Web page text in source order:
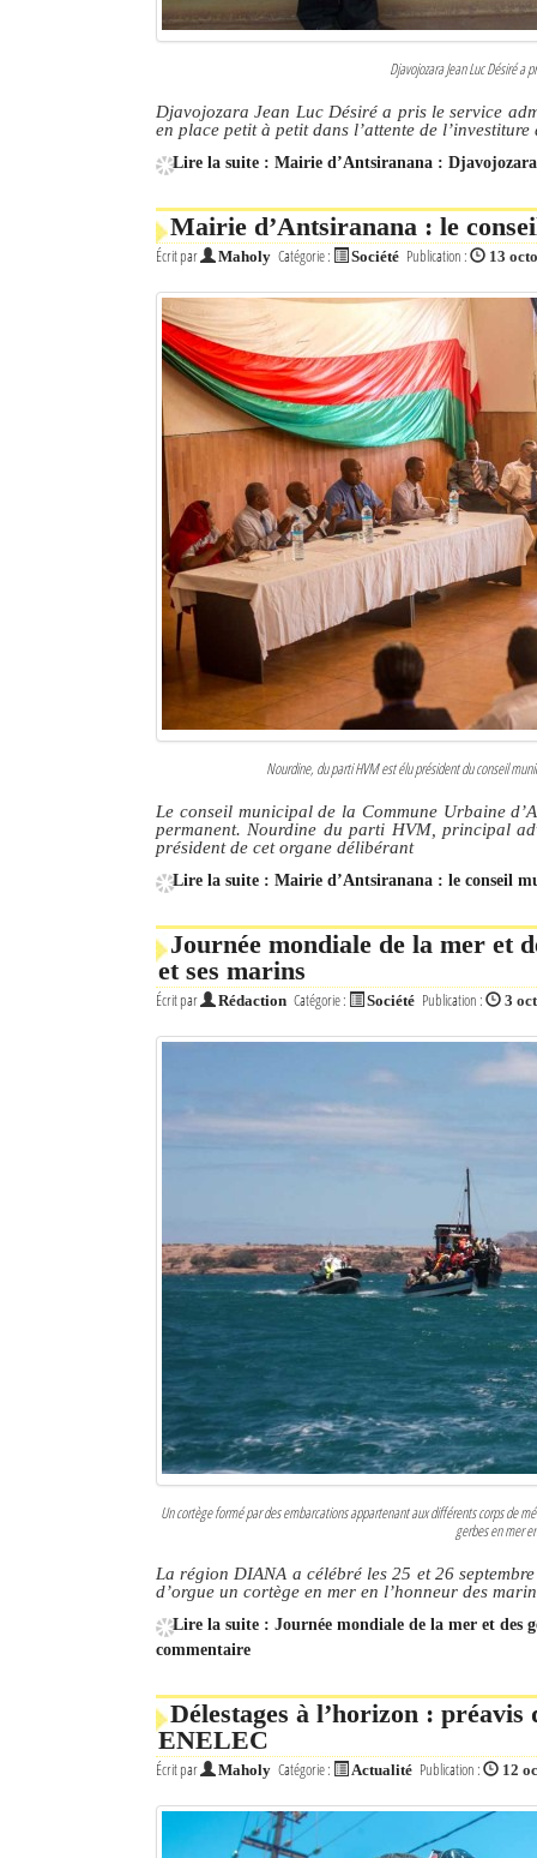
Djavojozara Jean Luc Désiré
Djavojozara Jean Luc Désiré a pris le service
en place petit à petit dans l’attente de
Lire la suite : Mairie d’Antsiranana : Djavojozara
Mairie d’Antsiranana : le
Écrit par Maholy Catégorie : Société Publication : 13
Nourdine, du parti HVM est élu président du conseil
Le conseil municipal de la Commune Urbaine
permanent. Nourdine du parti HVM, principal
président de cet organe délibérant
Lire la suite : Mairie d’Antsiranana : le conseil
Journée mondiale de la mer et
et ses marins
Écrit par Rédaction Catégorie : Société Publication : 3
Un cortège formé par des embarcations appartenant aux différents corps de
gerbes en mer
La région DIANA a célébré les 25 et 26
d’orgue un cortège en mer en l’honneur des
Lire la suite : Journée mondiale de la mer et des
commentaire
Délestages à l’horizon :
ENELEC
Écrit par Maholy Catégorie : Actualité Publication : 12